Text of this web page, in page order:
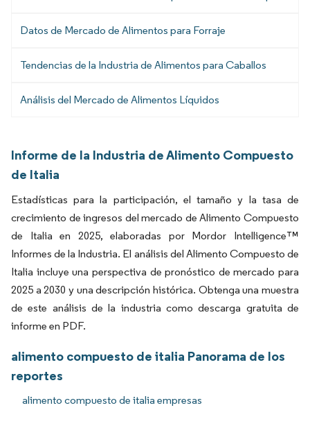
Datos de Mercado de Alimentos para Forraje
Tendencias de la Industria de Alimentos para Caballos
Análisis del Mercado de Alimentos Líquidos
Informe de la Industria de Alimento Compuesto
de Italia
Estadísticas para la participación, el tamaño y la tasa de
crecimiento de ingresos del mercado de Alimento Compuesto
de Italia en 2025, elaboradas por Mordor Intelligence™
Informes de la Industria. El análisis del Alimento Compuesto de
Italia incluye una perspectiva de pronóstico de mercado para
2025 a 2030 y una descripción histórica. Obtenga una muestra
de este análisis de la industria como descarga gratuita de
informe en PDF.
alimento compuesto de italia Panorama de los
reportes
alimento compuesto de italia empresas